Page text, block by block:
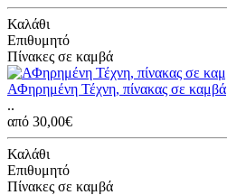
Καλάθι
Επιθυμητό
Πίνακες σε καμβά
ΑΦηρημένη Τέχνη, πίνακας σε καμβά
..
από 30,00€
Καλάθι
Επιθυμητό
Πίνακες σε καμβά